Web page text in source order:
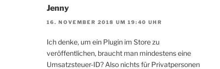
Jenny
16. NOVEMBER 2018 UM 19:40 UHR
Ich denke, um ein Plugin im Store zu
veröffentlichen, braucht man mindestens eine
Umsatzsteuer-ID? Also nichts für Privatpersonen